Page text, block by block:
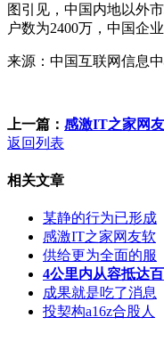
图引见，中国内地以外
户数为2400万，中国企
来源：中国互联网信息
上一篇： 感激IT之家网
返回列表
相关文章
某静的行为已形成
感激IT之家网友软
供给更为全面的服
4公里内从容抵达百
成果就是吃了消息
投契构a16z合股人